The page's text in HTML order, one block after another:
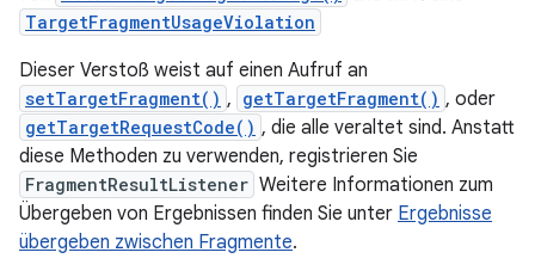
TargetFragmentUsageViolation
Dieser Verstoß weist auf einen Aufruf an
setTargetFragment() , getTargetFragment() , oder
getTargetRequestCode() , die alle veraltet sind. Anstatt
diese Methoden zu verwenden, registrieren Sie
FragmentResultListener Weitere Informationen zum
Übergeben von Ergebnissen finden Sie unter Ergebnisse
übergeben zwischen Fragmente.